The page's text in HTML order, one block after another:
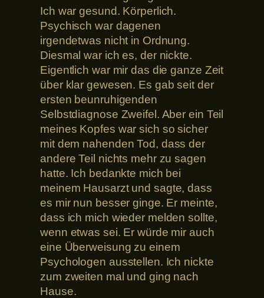
Ich war gesund. Körperlich.
Psychisch war dagenen
irgendetwas nicht in Ordnung.
Diesmal war ich es, der nickte.
Eigentlich war mir das die ganze Zeit
über klar gewesen. Es gab seit der
ersten beunruhigenden
Selbstdiagnose Zweifel. Aber ein Teil
meines Kopfes war sich so sicher
mit dem nahenden Tod, dass der
andere Teil nichts mehr zu sagen
hatte. Ich bedankte mich bei
meinem Hausarzt und sagte, dass
es mir nun besser ginge. Er meinte,
dass ich mich wieder melden sollte,
wenn etwas sei. Er würde mir auch
eine Überweisung zu einem
Psychologen ausstellen. Ich nickte
zum zweiten mal und ging nach
Hause.